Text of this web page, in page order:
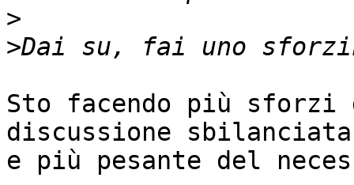
>
>
Sto facendo più
discussione sbilanciata
e più pesante del